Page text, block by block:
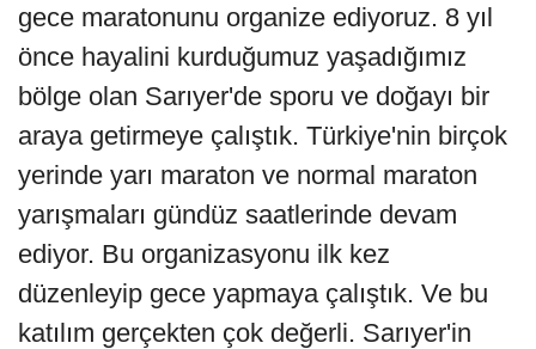
gece maratonunu organize ediyoruz. 8 yıl
önce hayalini kurduğumuz yaşadığımız
bölge olan Sarıyer'de sporu ve doğayı bir
araya getirmeye çalıştık. Türkiye'nin birçok
yerinde yarı maraton ve normal maraton
yarışmaları gündüz saatlerinde devam
ediyor. Bu organizasyonu ilk kez
düzenleyip gece yapmaya çalıştık. Ve bu
katılım gerçekten çok değerli. Sarıyer'in